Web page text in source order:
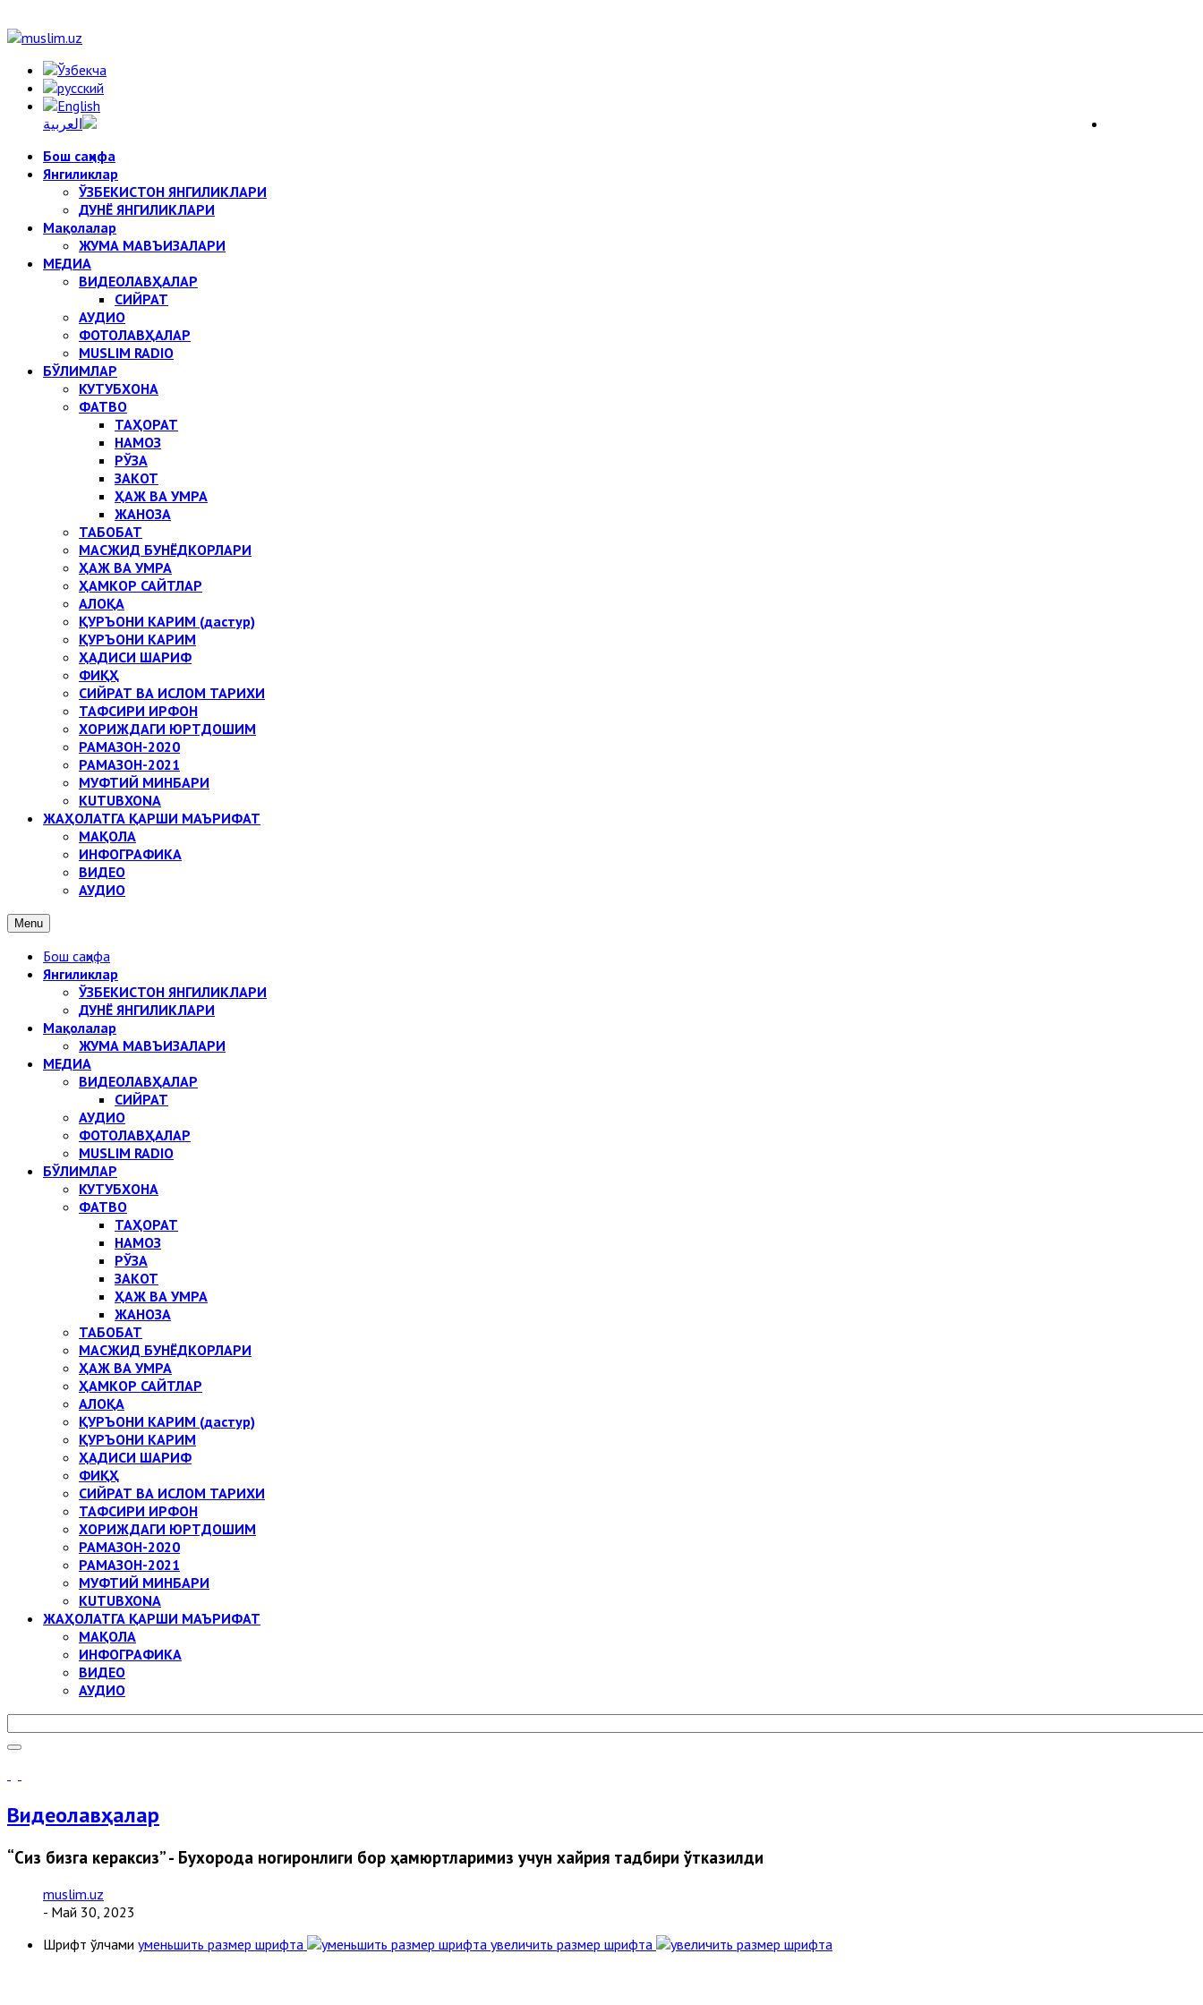
Бош саҳифа
Янгиликлар
ЎЗБЕКИСТОН ЯНГИЛИКЛАРИ
ДУНЁ ЯНГИЛИКЛАРИ
Мақолалар
ЖУМА МАВЪИЗАЛАРИ
МЕДИА
ВИДЕОЛАВҲАЛАР
СИЙРАТ
АУДИО
ФОТОЛАВҲАЛАР
MUSLIM RADIO
БЎЛИМЛАР
КУТУБХОНА
ФАТВО
ТАҲОРАТ
НАМОЗ
РЎЗА
ЗАКОТ
ҲАЖ ВА УМРА
ЖАНОЗА
ТАБОБАТ
МАСЖИД БУНЁДКОРЛАРИ
ҲАЖ ВА УМРА
ҲАМКОР САЙТЛАР
АЛОҚА
ҚУРЪОНИ КАРИМ (дастур)
ҚУРЪОНИ КАРИМ
ҲАДИСИ ШАРИФ
ФИҚҲ
СИЙРАТ ВА ИСЛОМ ТАРИХИ
ТАФСИРИ ИРФОН
ХОРИЖДАГИ ЮРТДОШИМ
РАМАЗОН-2020
РАМАЗОН-2021
МУФТИЙ МИНБАРИ
KUTUBXONA
ЖАҲОЛАТГА ҚАРШИ МАЪРИФАТ
МАҚОЛА
ИНФОГРАФИКА
ВИДЕО
АУДИО
Menu
Бош саҳифа
Янгиликлар
ЎЗБЕКИСТОН ЯНГИЛИКЛАРИ
ДУНЁ ЯНГИЛИКЛАРИ
Мақолалар
ЖУМА МАВЪИЗАЛАРИ
МЕДИА
ВИДЕОЛАВҲАЛАР
СИЙРАТ
АУДИО
ФОТОЛАВҲАЛАР
MUSLIM RADIO
БЎЛИМЛАР
КУТУБХОНА
ФАТВО
ТАҲОРАТ
НАМОЗ
РЎЗА
ЗАКОТ
ҲАЖ ВА УМРА
ЖАНОЗА
ТАБОБАТ
МАСЖИД БУНЁДКОРЛАРИ
ҲАЖ ВА УМРА
ҲАМКОР САЙТЛАР
АЛОҚА
ҚУРЪОНИ КАРИМ (дастур)
ҚУРЪОНИ КАРИМ
ҲАДИСИ ШАРИФ
ФИҚҲ
СИЙРАТ ВА ИСЛОМ ТАРИХИ
ТАФСИРИ ИРФОН
ХОРИЖДАГИ ЮРТДОШИМ
РАМАЗОН-2020
РАМАЗОН-2021
МУФТИЙ МИНБАРИ
KUTUBXONA
ЖАҲОЛАТГА ҚАРШИ МАЪРИФАТ
МАҚОЛА
ИНФОГРАФИКА
ВИДЕО
АУДИО
Видеолавҳалар
“Сиз бизга кераксиз” - Бухорода ногиронлиги бор ҳамюртларимиз учун хайрия тадбири ўтказилди
muslim.uz
- Май 30, 2023
Шрифт ўлчами уменьшить размер шрифта увеличить размер шрифта